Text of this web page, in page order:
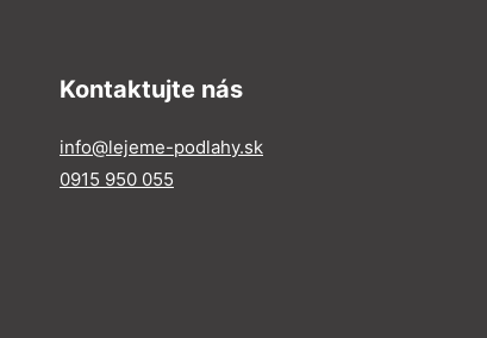
Kontaktujte nás
info@lejeme-podlahy.sk
0915 950 055